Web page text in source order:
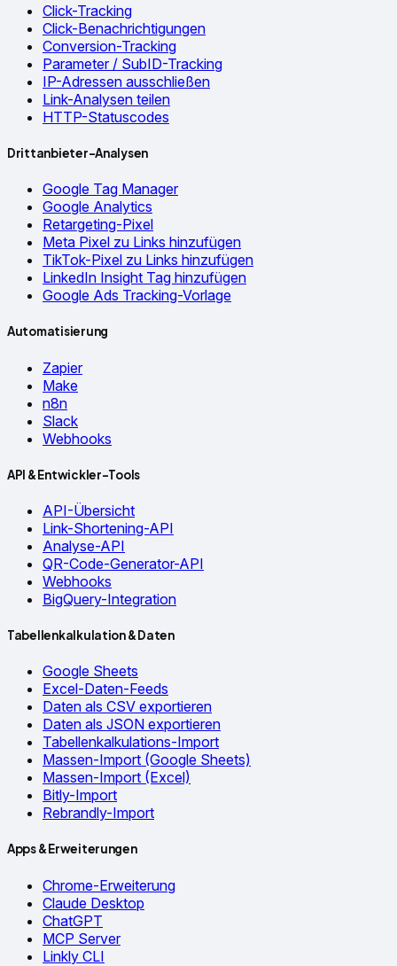
Click-Tracking
Click-Benachrichtigungen
Conversion-Tracking
Parameter / SubID-Tracking
IP-Adressen ausschließen
Link-Analysen teilen
HTTP-Statuscodes
Drittanbieter-Analysen
Google Tag Manager
Google Analytics
Retargeting-Pixel
Meta Pixel zu Links hinzufügen
TikTok-Pixel zu Links hinzufügen
LinkedIn Insight Tag hinzufügen
Google Ads Tracking-Vorlage
Automatisierung
Zapier
Make
n8n
Slack
Webhooks
API & Entwickler-Tools
API-Übersicht
Link-Shortening-API
Analyse-API
QR-Code-Generator-API
Webhooks
BigQuery-Integration
Tabellenkalkulation & Daten
Google Sheets
Excel-Daten-Feeds
Daten als CSV exportieren
Daten als JSON exportieren
Tabellenkalkulations-Import
Massen-Import (Google Sheets)
Massen-Import (Excel)
Bitly-Import
Rebrandly-Import
Apps & Erweiterungen
Chrome-Erweiterung
Claude Desktop
ChatGPT
MCP Server
Linkly CLI